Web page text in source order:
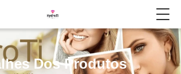
Dos Produtos